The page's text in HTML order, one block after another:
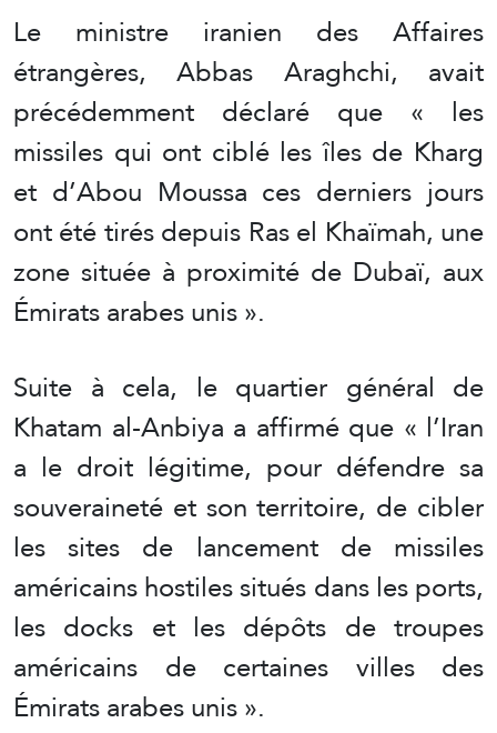
Le ministre iranien des Affaires
étrangères, Abbas Araghchi, avait
précédemment déclaré que « les
missiles qui ont ciblé les îles de Kharg
et d’Abou Moussa ces derniers jours
ont été tirés depuis Ras el Khaïmah, une
zone située à proximité de Dubaï, aux
Émirats arabes unis ».
Suite à cela, le quartier général de
Khatam al-Anbiya a affirmé que « l’Iran
a le droit légitime, pour défendre sa
souveraineté et son territoire, de cibler
les sites de lancement de missiles
américains hostiles situés dans les ports,
les docks et les dépôts de troupes
américains de certaines villes des
Émirats arabes unis ».